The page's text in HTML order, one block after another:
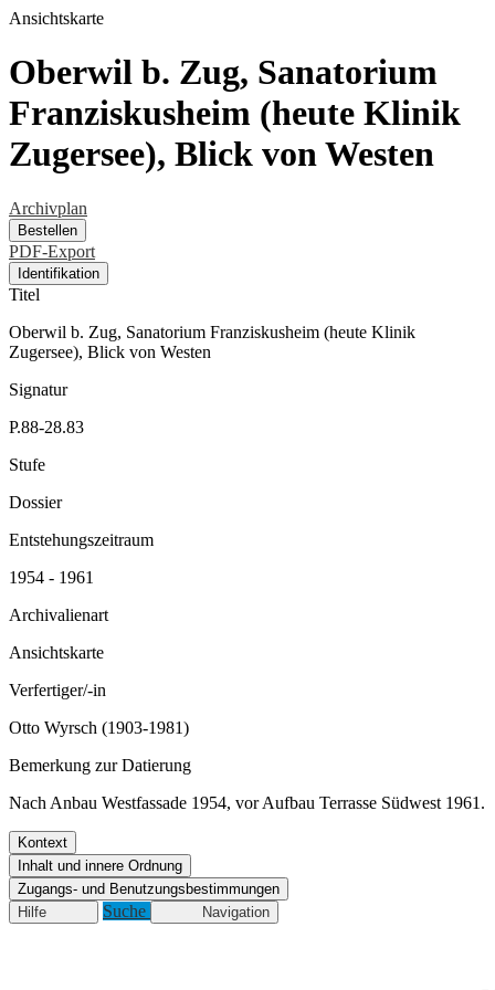
Ansichtskarte
Oberwil b. Zug, Sanatorium
Franziskusheim (heute Klinik
Zugersee), Blick von Westen
Archivplan
Bestellen
PDF-Export
Identifikation
Titel
Oberwil b. Zug, Sanatorium Franziskusheim (heute Klinik
Zugersee), Blick von Westen
Signatur
P.88-28.83
Stufe
Dossier
Entstehungszeitraum
1954 - 1961
Archivalienart
Ansichtskarte
Verfertiger/-in
Otto Wyrsch (1903-1981)
Bemerkung zur Datierung
Nach Anbau Westfassade 1954, vor Aufbau Terrasse Südwest 1961.
Kontext
Inhalt und innere Ordnung
Zugangs- und Benutzungsbestimmungen
Hilfe
Suche Navigation